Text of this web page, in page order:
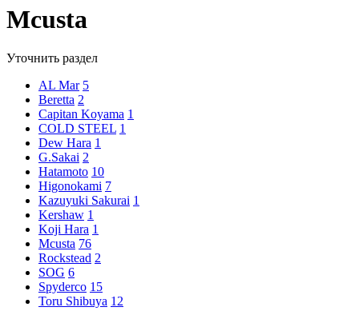
Mcusta
Уточнить раздел
AL Mar 5
Beretta 2
Capitan Koyama 1
COLD STEEL 1
Dew Hara 1
G.Sakai 2
Hatamoto 10
Higonokami 7
Kazuyuki Sakurai 1
Kershaw 1
Koji Hara 1
Mcusta 76
Rockstead 2
SOG 6
Spyderco 15
Toru Shibuya 12